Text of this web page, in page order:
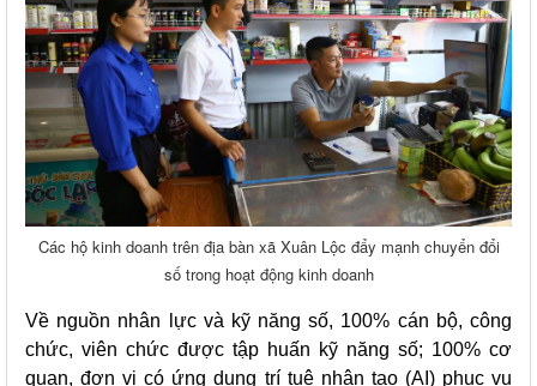
Các hộ kinh doanh trên địa bàn xã Xuân Lộc đẩy mạnh chuyển đổi
số trong hoạt động kinh doanh
Về nguồn nhân lực và kỹ năng số, 100% cán bộ, công
chức, viên chức được tập huấn kỹ năng số; 100% cơ
quan, đơn vị có ứng dụng trí tuệ nhân tạo (AI) phục vụ